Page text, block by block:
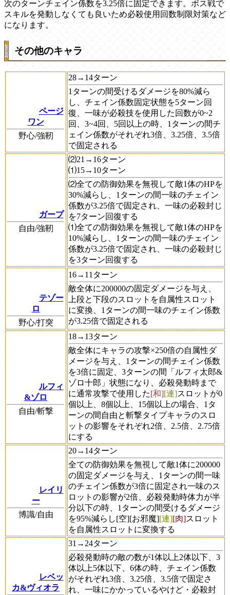
次のターンチェイン係数を3.25倍に固定できます。ボス戦で
スキルを発動しなくても良いため必殺使用回数制限対策など
になります。
その他のキャラ
ページ
ワン
野心/強靭
28→14ターン
1ターンの間受けるダメージを80%減ら
し、チェイン係数固定状態を5ターン回
復、一味が必殺技を使用した回数が0~2
回、3~4回、5回以上の時、1ターンの間チ
ェイン係数がそれぞれ3倍、3.25倍、3.5倍
で固定される
ガープ
自由/強靭
⑵21→16ターン
⑴15→10ターン
⑵全ての防御効果を無視して敵1体のHPを
30%減らし、1ターンの間一味のチェイン
係数が3.25倍で固定され、一味の必殺封じ
を7ターン回復する
⑴全ての防御効果を無視して敵1体のHPを
10%減らし、1ターンの間一味のチェイン
係数が3.25倍で固定され、一味の必殺封じ
を3ターン回復する
テゾー
ロ
野心/打突
16→11ターン
敵全体に200000の固定ダメージを与え、
上段と下段のスロットを自属性スロット
に変換、1ターンの間一味のチェイン係数
が3.25倍で固定される
ルフィ
&ゾロ
自由/斬撃
18→13ターン
敵全体にキャラの攻撃×250倍の自属性ダ
メージを与え、1ターンの間チェイン係数
を3倍に固定、3ターンの間「ルフィ太郎&
ゾロ十郎」状態になり、必殺発動時まで
に通常攻撃で使用した[和][連]スロットが0
個以上、8個以上、15個以上の場合、1タ
ーンの間自由と斬撃タイプキャラのスロ
ットの影響をそれぞれ2倍、2.5倍、2.75倍
にする
レイリ
ー
博識/自由
20→14ターン
全ての防御効果を無視して敵1体に200000
の固定ダメージを与え、1ターンの間一味
のチェイン係数が3倍に固定され一味のス
ロットの影響が2倍、必殺発動時体力が半
分以下の時、1ターンの間受けるダメージ
を95%減らし[空][お邪魔][連][肉]スロット
を自属性スロットに変換する
レベッ
カ&ヴィオラ
31→24ターン
必殺発動時の敵の数が1体以上2体以下、3
体以上5体以下、6体の時、チェイン係数
がそれぞれ3倍、3.25倍、3.5倍で固定さ
れ、一味にかかっているやけど・必殺封